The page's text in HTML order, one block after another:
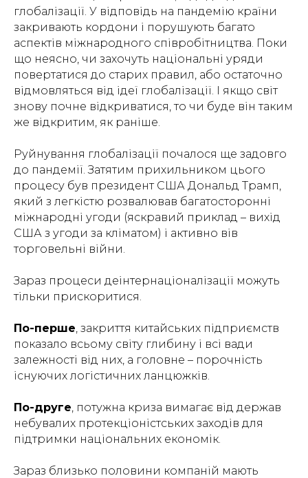
глобалізації. У відповідь на пандемію країни
закривають кордони і порушують багато
аспектів міжнародного співробітництва. Поки
що неясно, чи захочуть національні уряди
повертатися до старих правил, або остаточно
відмовляться від ідеї глобалізації. І якщо світ
знову почне відкриватися, то чи буде він таким
же відкритим, як раніше.
Руйнування глобалізації почалося ще задовго
до пандемії. Затятим прихильником цього
процесу був президент США Дональд Трамп,
який з легкістю розвалював багатосторонні
міжнародні угоди (яскравий приклад – вихід
США з угоди за кліматом) і активно вів
торговельні війни.
Зараз процеси деінтернаціоналізації можуть
тільки прискоритися.
По-перше, закриття китайських підприємств
показало всьому світу глибину і всі вади
залежності від них, а головне – порочність
існуючих логістичних ланцюжків.
По-друге, потужна криза вимагає від держав
небувалих протекціоністських заходів для
підтримки національних економік.
Зараз близько половини компаній мають